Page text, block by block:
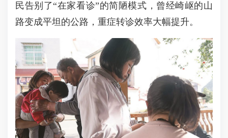
民告别了“在家看诊”的简陋模式，曾经崎岖的山
路变成平坦的公路，重症转诊效率大幅提升。